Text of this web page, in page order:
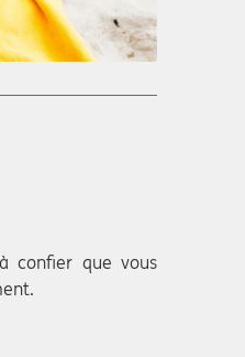
confier que vous